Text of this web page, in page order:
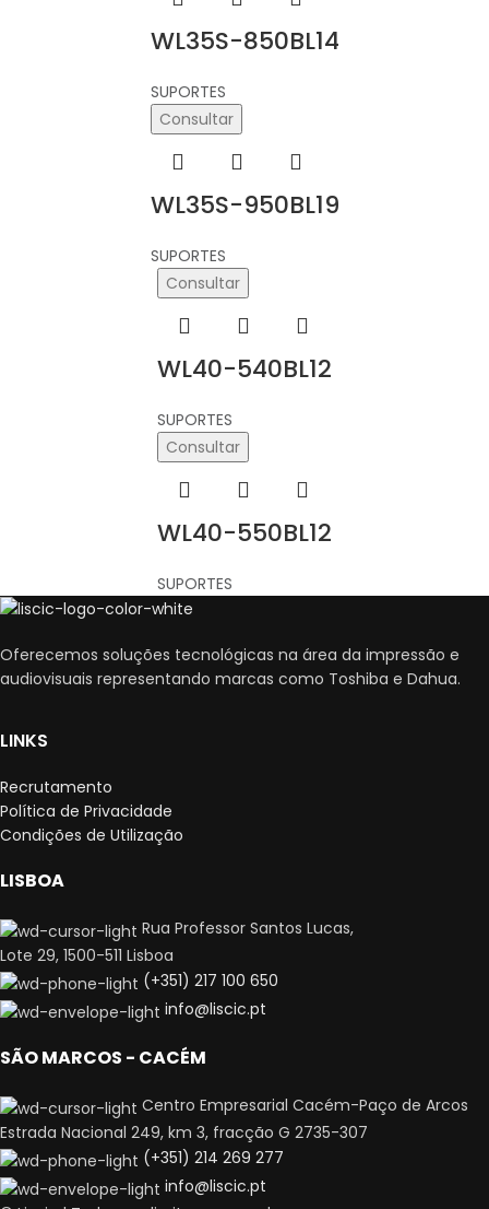
WL35S-850BL14
SUPORTES
Consultar
WL35S-950BL19
SUPORTES
Consultar
WL40-540BL12
SUPORTES
Consultar
WL40-550BL12
SUPORTES
Oferecemos soluções tecnológicas na área da impressão e
audiovisuais representando marcas como Toshiba e Dahua.
LINKS
Recrutamento
Política de Privacidade
Condições de Utilização
LISBOA
Rua Professor Santos Lucas,
Lote 29, 1500-511 Lisboa
(+351) 217 100 650
info@liscic.pt
SÃO MARCOS - CACÉM
Centro Empresarial Cacém-Paço de Arcos
Estrada Nacional 249, km 3, fracção G 2735-307
(+351) 214 269 277
info@liscic.pt